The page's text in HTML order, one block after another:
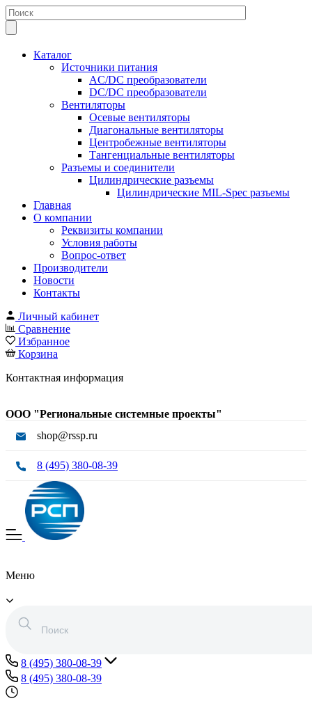
Каталог
Источники питания
AC/DC преобразователи
DC/DC преобразователи
Вентиляторы
Осевые вентиляторы
Диагональные вентиляторы
Центробежные вентиляторы
Тангенциальные вентиляторы
Разъемы и соединители
Цилиндрические разъемы
Цилиндрические MIL-Spec разъемы
Главная
О компании
Реквизиты компании
Условия работы
Вопрос-ответ
Производители
Новости
Контакты
Личный кабинет
Сравнение
Избранное
Корзина
Контактная информация
ООО "Региональные системные проекты"
shop@rssp.ru
8 (495) 380-08-39
Меню
8 (495) 380-08-39
8 (495) 380-08-39